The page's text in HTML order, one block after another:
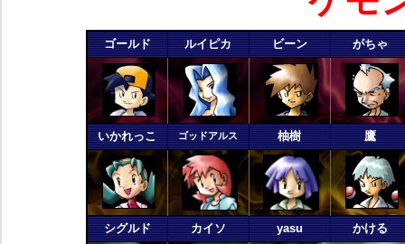
ゴールド ルイピカ ビーン がちゃ
いかれっこ ゴッドアルス 柚樹 鷹
シグルド カイソ yasu かける